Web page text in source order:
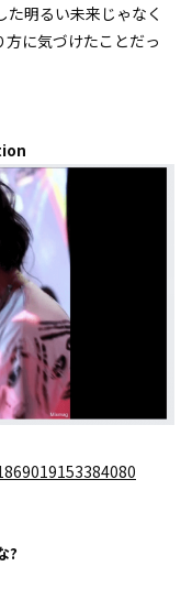
明るい未来じゃなく
に気づけたことだっ
?